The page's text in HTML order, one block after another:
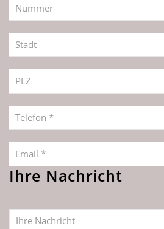
Nummer
Stadt
PLZ
Telefon *
Email *
Ihre Nachricht
Ihre Nachricht